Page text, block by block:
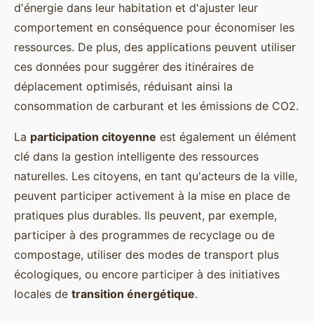
d'énergie dans leur habitation et d'ajuster leur
comportement en conséquence pour économiser les
ressources. De plus, des applications peuvent utiliser
ces données pour suggérer des itinéraires de
déplacement optimisés, réduisant ainsi la
consommation de carburant et les émissions de CO2.
La participation citoyenne est également un élément
clé dans la gestion intelligente des ressources
naturelles. Les citoyens, en tant qu'acteurs de la ville,
peuvent participer activement à la mise en place de
pratiques plus durables. Ils peuvent, par exemple,
participer à des programmes de recyclage ou de
compostage, utiliser des modes de transport plus
écologiques, ou encore participer à des initiatives
locales de transition énergétique.